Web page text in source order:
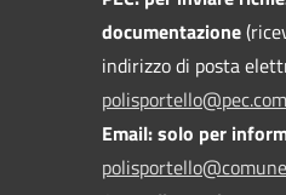
documentazione
indirizzo di posta
Email: solo per